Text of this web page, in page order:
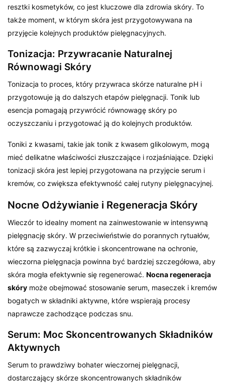
resztki kosmetyków, co jest kluczowe dla zdrowia skóry. To
także moment, w którym skóra jest przygotowywana na
przyjęcie kolejnych produktów pielęgnacyjnych.
Tonizacja: Przywracanie Naturalnej
Równowagi Skóry
Tonizacja to proces, który przywraca skórze naturalne pH i
przygotowuje ją do dalszych etapów pielęgnacji. Tonik lub
esencja pomagają przywrócić równowagę skóry po
oczyszczaniu i przygotować ją do kolejnych produktów.
Toniki z kwasami, takie jak tonik z kwasem glikolowym, mogą
mieć delikatne właściwości złuszczające i rozjaśniające. Dzięki
tonizacji skóra jest lepiej przygotowana na przyjęcie serum i
kremów, co zwiększa efektywność całej rutyny pielęgnacyjnej.
Nocne Odżywianie i Regeneracja Skóry
Wieczór to idealny moment na zainwestowanie w intensywną
pielęgnację skóry. W przeciwieństwie do porannych rytuałów,
które są zazwyczaj krótkie i skoncentrowane na ochronie,
wieczorna pielęgnacja powinna być bardziej szczegółowa, aby
skóra mogła efektywnie się regenerować.Nocna regeneracja
skóry może obejmować stosowanie serum, maseczek i kremów
bogatych w składniki aktywne, które wspierają procesy
naprawcze zachodzące podczas snu.
Serum: Moc Skoncentrowanych Składników
Aktywnych
Serum to prawdziwy bohater wieczornej pielęgnacji,
dostarczający skórze skoncentrowanych składników